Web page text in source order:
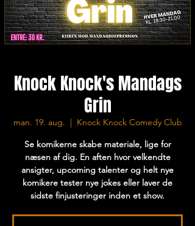
Knock Knock's Mandags
Grin
man. 19. aug.
  |
Knock Knock Comedy Club
Se komikerne skabe materiale, lige for
næsen af dig. En aften hvor velkendte
ansigter, upcoming talenter og helt nye
komikere tester nye jokes eller laver de
sidste finjusteringer inden et show.